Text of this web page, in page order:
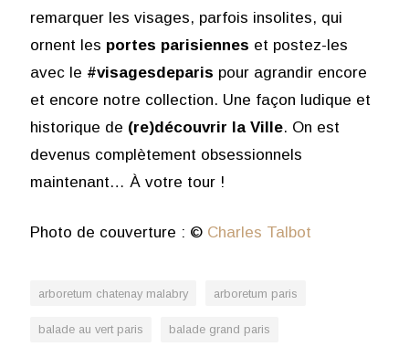
remarquer les visages, parfois insolites, qui
ornent les portes parisiennes et postez-les
avec le #visagesdeparis pour agrandir encore
et encore notre collection. Une façon ludique et
historique de (re)découvrir la Ville. On est
devenus complètement obsessionnels
maintenant… À votre tour !
Photo de couverture : © Charles Talbot
arboretum chatenay malabry arboretum paris
balade au vert paris balade grand paris